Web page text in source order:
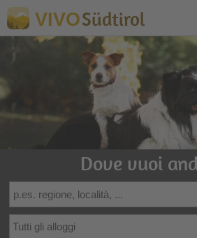
VIVOSüdtirol
Dove vuoi